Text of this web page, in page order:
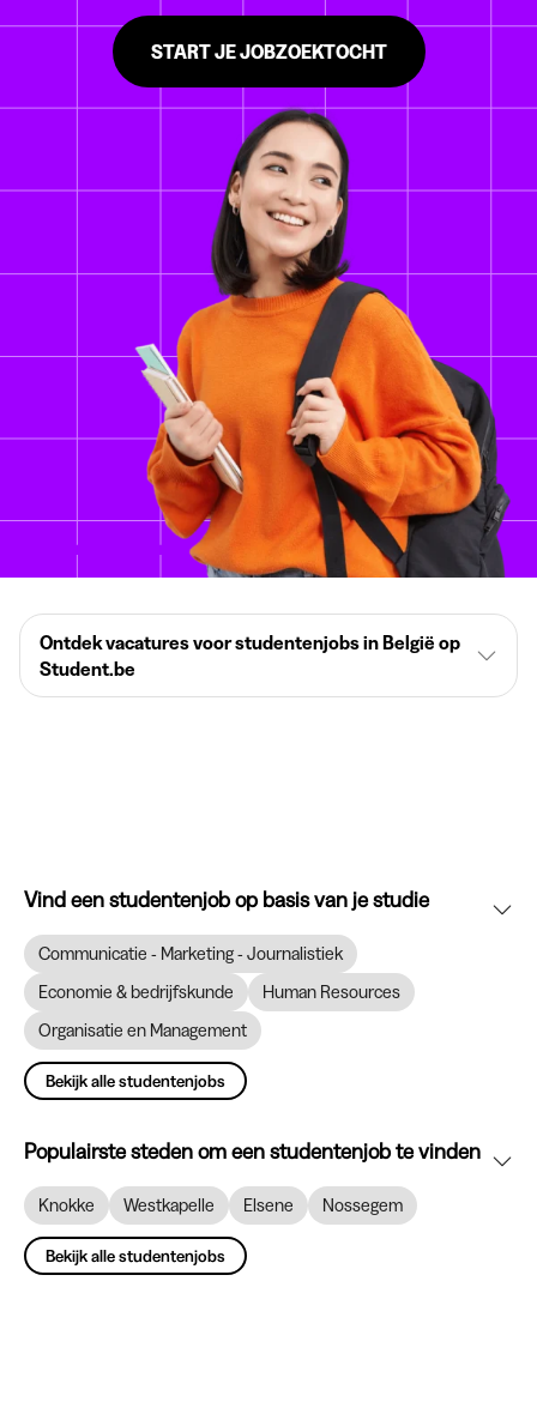
START JE JOBZOEKTOCHT
Ontdek vacatures voor studentenjobs in België op
Student.be
Vind een studentenjob op basis van je studie
Communicatie - Marketing - Journalistiek
Economie & bedrijfskunde
Human Resources
Organisatie en Management
Bekijk alle studentenjobs
Populairste steden om een studentenjob te vinden
Knokke Westkapelle Elsene Nossegem
Bekijk alle studentenjobs